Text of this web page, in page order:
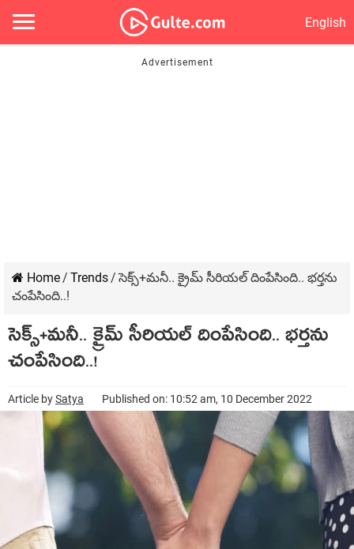
English
Home/ Trends/ సెక్స్‌+మ‌నీ.. క్రైమ్ సీరియ‌ల్ దింపేసింది.. భ‌ర్త‌ను
చంపేసింది..!
సెక్స్‌+మ‌నీ.. క్రైమ్ సీరియ‌ల్ దింపేసింది.. భ‌ర్త‌ను
చంపేసింది..!
Article bySatya Published on: 10:52 am, 10 December 2022